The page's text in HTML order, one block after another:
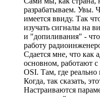
разрабатываем. Увы.
имеется ввиду. Так
изучать сигналы на
и "допиливания" -
работу
Сдается мне, что как
основном, работают
OSI. Там, где реально
Когда, так сказать,
Настраиваются